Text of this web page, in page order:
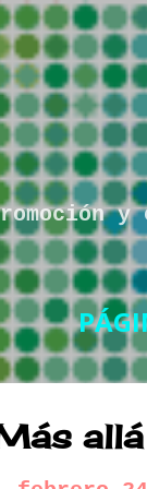
Ir al